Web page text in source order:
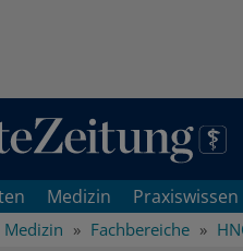
Medizin Praxiswissen
Medizin Fachbereiche